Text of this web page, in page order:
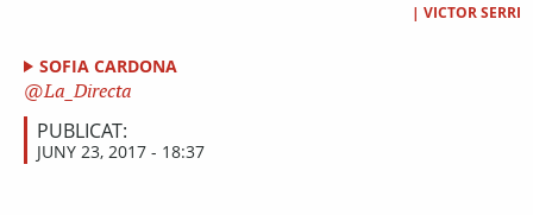
| VICTOR SERRI
SOFIA CARDONA
La_Directa
PUBLICAT:
JUNY 23, 2017 - 18:37